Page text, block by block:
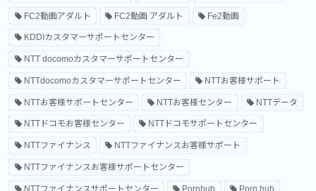
FC2動画アダルト FC2動画 アダルト Fe2動画
KDDIカスタマーサポートセンター
NTT docomoカスタマーサポートセンター
NTTdocomoカスタマーサポートセンター NTTお客様サポート
NTTお客様サポートセンター NTTお客様センター NTTデータ
NTTドコモお客様センター NTTドコモサポートセンター
NTTファイナンス NTTファイナンスお客様サポート
NTTファイナンスお客様サポートセンター
NTTファイナンスサポートセンター Pornhub Porn hub